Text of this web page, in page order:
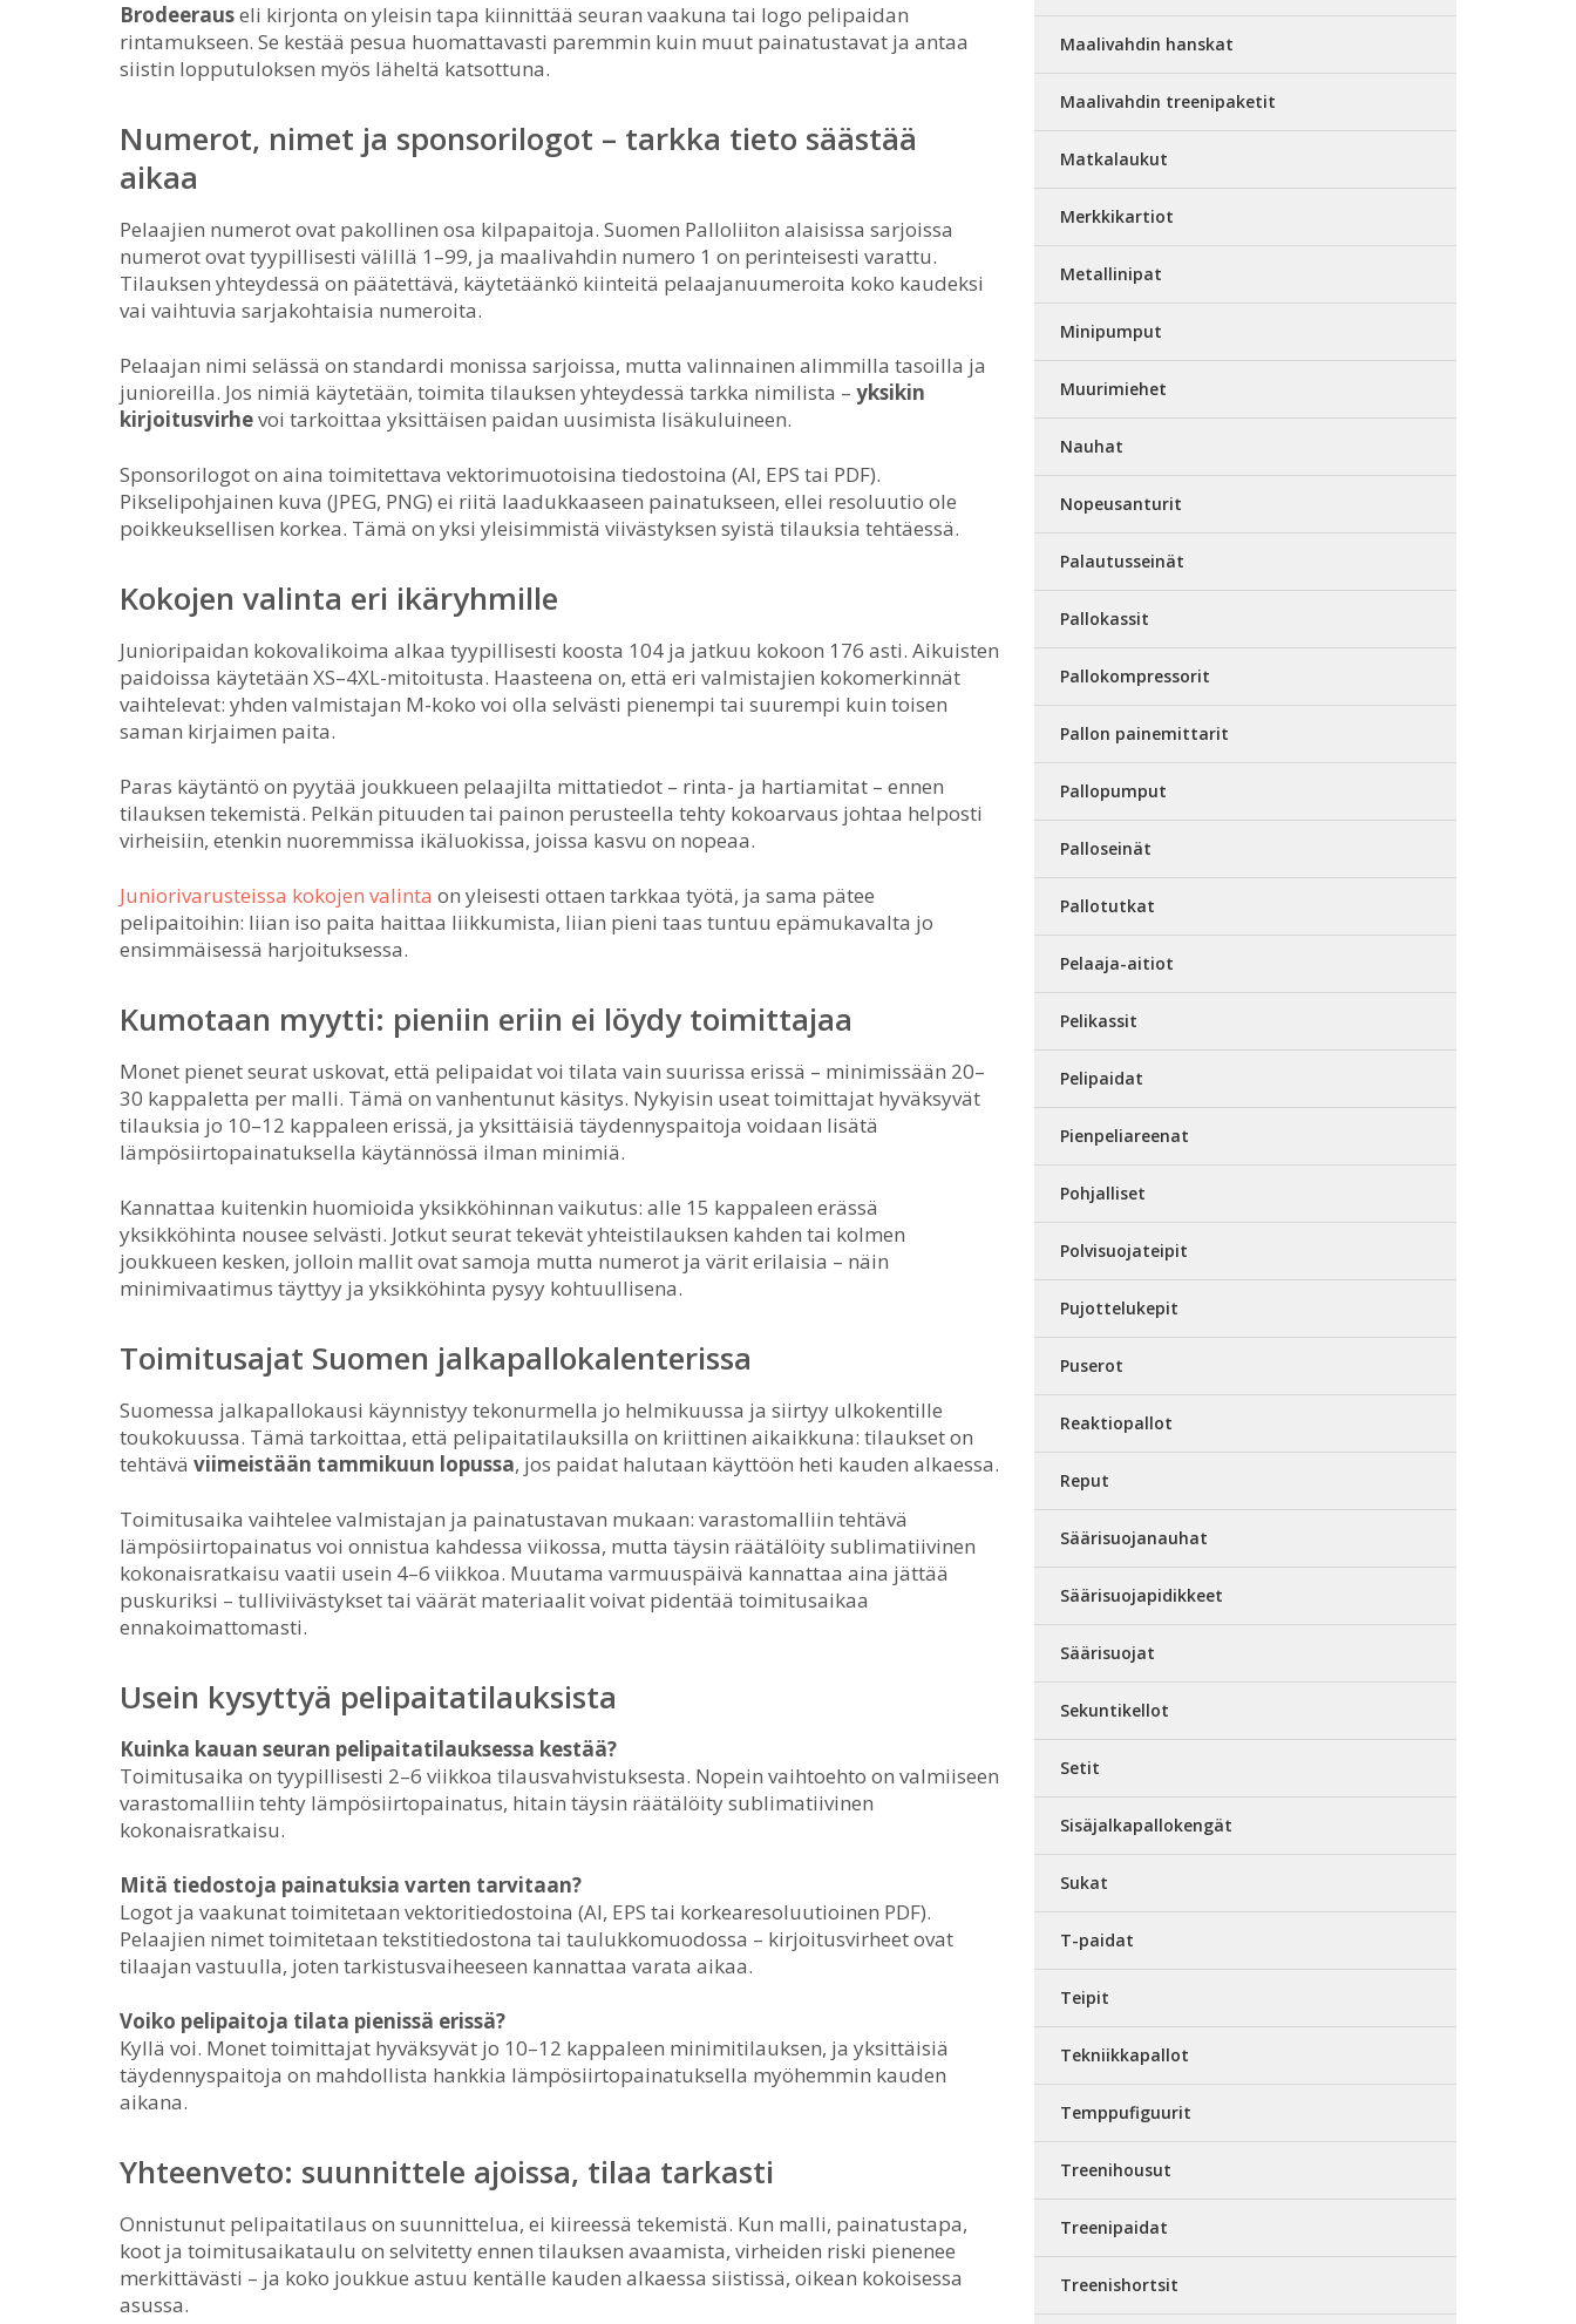
Brodeerauseli kirjonta on yleisin tapa kiinnittää seuran vaakuna tai logo pelipaidan
rintamukseen. Se kestää pesua huomattavasti paremmin kuin muut painatustavat ja antaa
siistin lopputuloksen myös läheltä katsottuna.
Numerot, nimet ja sponsorilogot – tarkka tieto säästää
aikaa
Pelaajien numerot ovat pakollinen osa kilpapaitoja. Suomen Palloliiton alaisissa sarjoissa
numerot ovat tyypillisesti välillä 1–99, ja maalivahdin numero 1 on perinteisesti varattu.
Tilauksen yhteydessä on päätettävä, käytetäänkö kiinteitä pelaajanuumeroita koko kaudeksi
vai vaihtuvia sarjakohtaisia numeroita.
Pelaajan nimi selässä on standardi monissa sarjoissa, mutta valinnainen alimmilla tasoilla ja
junioreilla. Jos nimiä käytetään, toimita tilauksen yhteydessä tarkka nimilista – yksikin
kirjoitusvirhevoi tarkoittaa yksittäisen paidan uusimista lisäkuluineen.
Sponsorilogot on aina toimitettava vektorimuotoisina tiedostoina (AI, EPS tai PDF).
Pikselipohjainen kuva (JPEG, PNG) ei riitä laadukkaaseen painatukseen, ellei resoluutio ole
poikkeuksellisen korkea. Tämä on yksi yleisimmistä viivästyksen syistä tilauksia tehtäessä.
Kokojen valinta eri ikäryhmille
Junioripaidan kokovalikoima alkaa tyypillisesti koosta 104 ja jatkuu kokoon 176 asti. Aikuisten
paidoissa käytetään XS–4XL-mitoitusta. Haasteena on, että eri valmistajien kokomerkinnät
vaihtelevat: yhden valmistajan M-koko voi olla selvästi pienempi tai suurempi kuin toisen
saman kirjaimen paita.
Paras käytäntö on pyytää joukkueen pelaajilta mittatiedot – rinta- ja hartiamitat – ennen
tilauksen tekemistä. Pelkän pituuden tai painon perusteella tehty kokoarvaus johtaa helposti
virheisiin, etenkin nuoremmissa ikäluokissa, joissa kasvu on nopeaa.
Juniorivarusteissa kokojen valinta on yleisesti ottaen tarkkaa työtä, ja sama pätee
pelipaitoihin: liian iso paita haittaa liikkumista, liian pieni taas tuntuu epämukavalta jo
ensimmäisessä harjoituksessa.
Kumotaan myytti: pieniin eriin ei löydy toimittajaa
Monet pienet seurat uskovat, että pelipaidat voi tilata vain suurissa erissä – minimissään 20–
30 kappaletta per malli. Tämä on vanhentunut käsitys. Nykyisin useat toimittajat hyväksyvät
tilauksia jo 10–12 kappaleen erissä, ja yksittäisiä täydennyspaitoja voidaan lisätä
lämpösiirtopainatuksella käytännössä ilman minimiä.
Kannattaa kuitenkin huomioida yksikköhinnan vaikutus: alle 15 kappaleen erässä
yksikköhinta nousee selvästi. Jotkut seurat tekevät yhteistilauksen kahden tai kolmen
joukkueen kesken, jolloin mallit ovat samoja mutta numerot ja värit erilaisia – näin
minimivaatimus täyttyy ja yksikköhinta pysyy kohtuullisena.
Toimitusajat Suomen jalkapallokalenterissa
Suomessa jalkapallokausi käynnistyy tekonurmella jo helmikuussa ja siirtyy ulkokentille
toukokuussa. Tämä tarkoittaa, että pelipaitatilauksilla on kriittinen aikaikkuna: tilaukset on
tehtävä viimeistään tammikuun lopussa, jos paidat halutaan käyttöön heti kauden alkaessa.
Toimitusaika vaihtelee valmistajan ja painatustavan mukaan: varastomalliin tehtävä
lämpösiirtopainatus voi onnistua kahdessa viikossa, mutta täysin räätälöity sublimatiivinen
kokonaisratkaisu vaatii usein 4–6 viikkoa. Muutama varmuuspäivä kannattaa aina jättää
puskuriksi – tulliviivästykset tai väärät materiaalit voivat pidentää toimitusaikaa
ennakoimattomasti.
Usein kysyttyä pelipaitatilauksista
Kuinka kauan seuran pelipaitatilauksessa kestää?
Toimitusaika on tyypillisesti 2–6 viikkoa tilausvahvistuksesta. Nopein vaihtoehto on valmiiseen
varastomalliin tehty lämpösiirtopainatus, hitain täysin räätälöity sublimatiivinen
kokonaisratkaisu.
Mitä tiedostoja painatuksia varten tarvitaan?
Logot ja vaakunat toimitetaan vektoritiedostoina (AI, EPS tai korkearesoluutioinen PDF).
Pelaajien nimet toimitetaan tekstitiedostona tai taulukkomuodossa – kirjoitusvirheet ovat
tilaajan vastuulla, joten tarkistusvaiheeseen kannattaa varata aikaa.
Voiko pelipaitoja tilata pienissä erissä?
Kyllä voi. Monet toimittajat hyväksyvät jo 10–12 kappaleen minimitilauksen, ja yksittäisiä
täydennyspaitoja on mahdollista hankkia lämpösiirtopainatuksella myöhemmin kauden
aikana.
Yhteenveto: suunnittele ajoissa, tilaa tarkasti
Onnistunut pelipaitatilaus on suunnittelua, ei kiireessä tekemistä. Kun malli, painatustapa,
koot ja toimitusaikataulu on selvitetty ennen tilauksen avaamista, virheiden riski pienenee
merkittävästi – ja koko joukkue astuu kentälle kauden alkaessa siistissä, oikean kokoisessa
asussa.
Maalivahdin hanskat
Maalivahdin treenipaketit
Matkalaukut
Merkkikartiot
Metallinipat
Minipumput
Muurimiehet
Nauhat
Nopeusanturit
Palautusseinät
Pallokassit
Pallokompressorit
Pallon painemittarit
Pallopumput
Palloseinät
Pallotutkat
Pelaaja-aitiot
Pelikassit
Pelipaidat
Pienpeliareenat
Pohjalliset
Polvisuojateipit
Pujottelukepit
Puserot
Reaktiopallot
Reput
Säärisuojanauhat
Säärisuojapidikkeet
Säärisuojat
Sekuntikellot
Setit
Sisäjalkapallokengät
Sukat
T-paidat
Teipit
Tekniikkapallot
Temppufiguurit
Treenihousut
Treenipaidat
Treenishortsit